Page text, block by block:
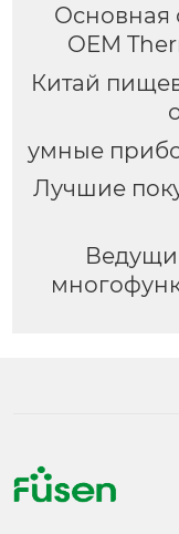
Основная
OEM
Китай
умные
Лучшие